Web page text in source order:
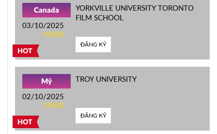
HOT
Canada
03/10/2025
10h00
YORKVILLE UNIVERSITY TORONTO
FILM SCHOOL
ĐĂNG KÝ
HOT
Mỹ
02/10/2025
14h00
TROY UNIVERSITY
ĐĂNG KÝ